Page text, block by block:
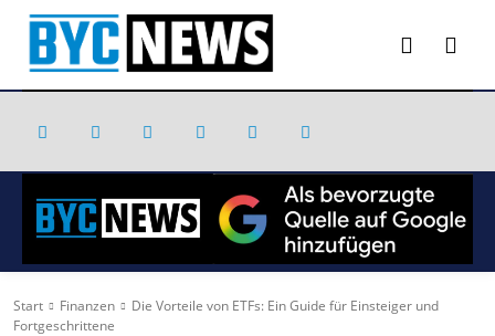
Start Finanzen
Die Vorteile von ETFs: Ein Guide für Einsteiger und
Fortgeschrittene